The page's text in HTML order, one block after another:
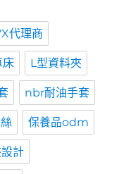
代理商
床 L型資料夾
nbr耐油手套
保養品odm
計